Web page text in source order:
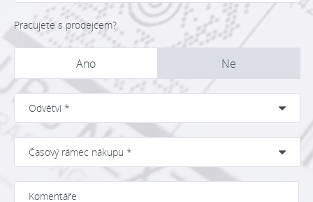
Pracujete s prodejcem?
Ano Ne